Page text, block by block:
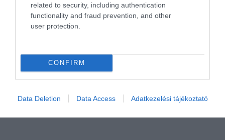
related to security, including authentication
functionality and fraud prevention, and other
user protection.
CONFIRM
Data Deletion Data Access Adatkezelési tájékoztató